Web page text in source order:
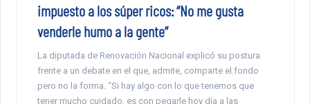
impuesto a los súper ricos: “No me gusta
venderle humo a la gente”
La diputada de Renovación Nacional explicó su postura
frente a un debate en el que, admite, comparte el fondo
pero no la forma. “Si hay algo con lo que tenemos que
tener mucho cuidado, es con pegarle hoy día a las